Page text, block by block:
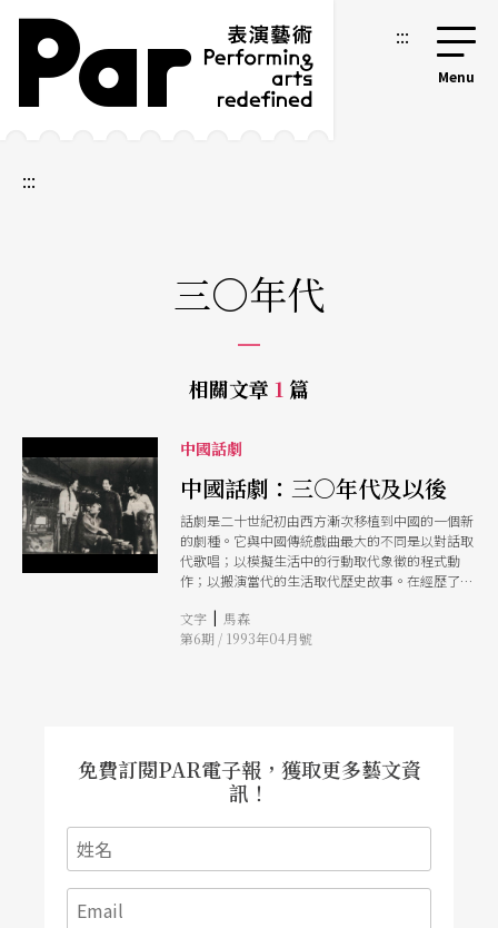
跳到主要內容區塊
網站導覽 :::
:::
三○年代
相關文章 1 篇
中國話劇
中國話劇：三○年代及以後
話劇是二十世紀初由西方漸次移植到中國的一個新
的劇種。它與中國傳統戲曲最大的不同是以對話取
代歌唱；以模擬生活中的行動取代象徵的程式動
作；以搬演當代的生活取代歷史故事。在經歷了早
（即業餘劇團）的努力之後，到了三○年代，中國
的話劇已經步入了成熟期。
文字 | 馬森
第6期 / 1993年04月號
免費訂閱PAR電子報，獲取更多藝文資
訊！